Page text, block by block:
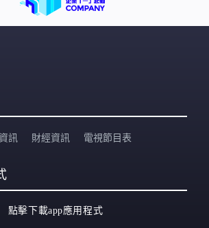
訊 財經資訊 電視節目表
點擊下載app應用程式